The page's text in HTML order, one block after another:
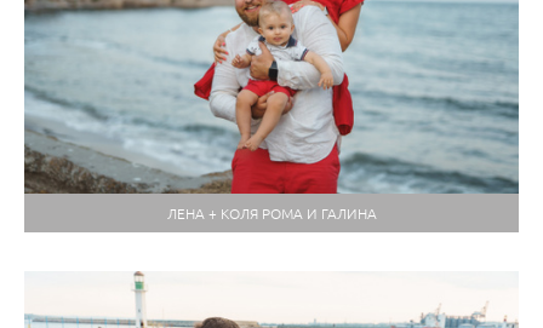
ЛЕНА + КОЛЯ РОМА И ГАЛИНА